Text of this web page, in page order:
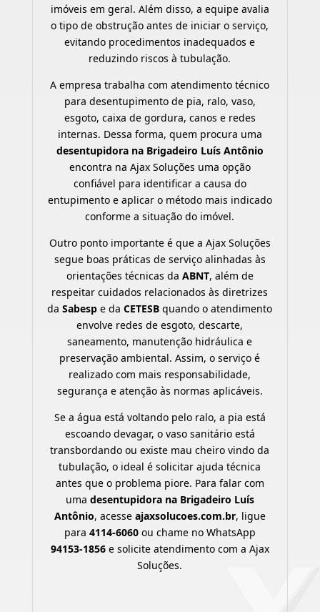
imóveis em geral. Além disso, a equipe avalia
o tipo de obstrução antes de iniciar o serviço,
evitando procedimentos inadequados e
reduzindo riscos à tubulação.
A empresa trabalha com atendimento técnico
para desentupimento de pia, ralo, vaso,
esgoto, caixa de gordura, canos e redes
internas. Dessa forma, quem procura uma
desentupidora na Brigadeiro Luís Antônio
encontra na Ajax Soluções uma opção
confiável para identificar a causa do
entupimento e aplicar o método mais indicado
conforme a situação do imóvel.
Outro ponto importante é que a Ajax Soluções
segue boas práticas de serviço alinhadas às
orientações técnicas da ABNT, além de
respeitar cuidados relacionados às diretrizes
daSabesp e daCETESB quando o atendimento
envolve redes de esgoto, descarte,
saneamento, manutenção hidráulica e
preservação ambiental. Assim, o serviço é
realizado com mais responsabilidade,
segurança e atenção às normas aplicáveis.
Se a água está voltando pelo ralo, a pia está
escoando devagar, o vaso sanitário está
transbordando ou existe mau cheiro vindo da
tubulação, o ideal é solicitar ajuda técnica
antes que o problema piore. Para falar com
uma desentupidora na Brigadeiro Luís
Antônio, acesse ajaxsolucoes.com.br, ligue
para 4114-6060ou chame no WhatsApp
94153-1856e solicite atendimento com a Ajax
Soluções.